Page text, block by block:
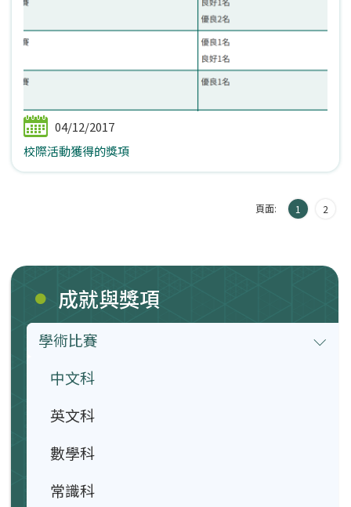
04/12/2017
校際活動獲得的獎項
頁面: 1 2
成就與獎項
學術比賽
中文科
英文科
數學科
常識科